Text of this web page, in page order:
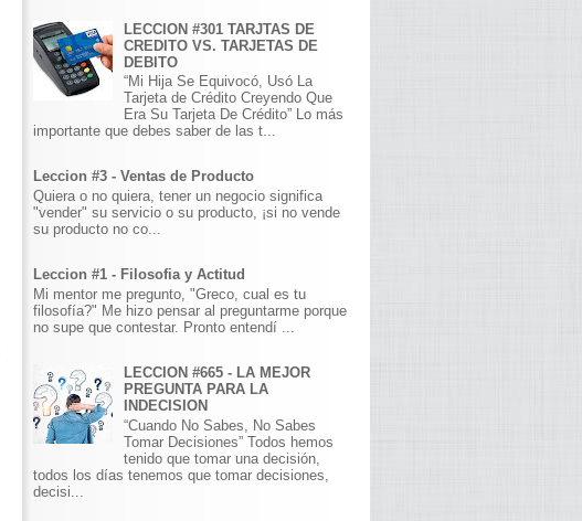
LECCION #301 TARJTAS DE
CREDITO VS. TARJETAS DE
DEBITO
“Mi Hija Se Equivocó, Usó La
Tarjeta de Crédito Creyendo Que
Era Su Tarjeta De Crédito” Lo más
importante que debes saber de las t...
Leccion #3 - Ventas de Producto
Quiera o no quiera, tener un negocio significa
"vender" su servicio o su producto, ¡si no vende
su producto no co...
Leccion #1 - Filosofia y Actitud
Mi mentor me pregunto, "Greco, cual es tu
filosofía?" Me hizo pensar al preguntarme porque
no supe que contestar. Pronto entendí ...
LECCION #665 - LA MEJOR
PREGUNTA PARA LA
INDECISION
“Cuando No Sabes, No Sabes
Tomar Decisiones” Todos hemos
tenido que tomar una decisión,
todos los días tenemos que tomar decisiones,
decisi...